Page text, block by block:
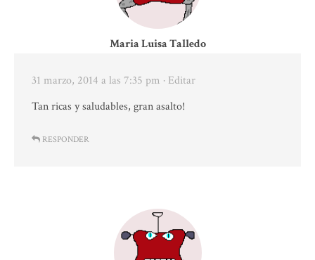
Maria Luisa Talledo
31 marzo, 2014 a las 7:35 pm · Editar
Tan ricas y saludables, gran asalto!
RESPONDER